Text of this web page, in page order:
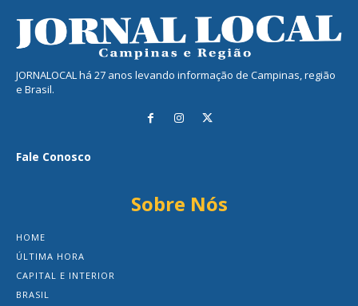
JORNALOCAL há 27 anos levando informação de Campinas, região
e Brasil.
Fale Conosco
Sobre Nós
HOME
ÚLTIMA HORA
CAPITAL E INTERIOR
BRASIL